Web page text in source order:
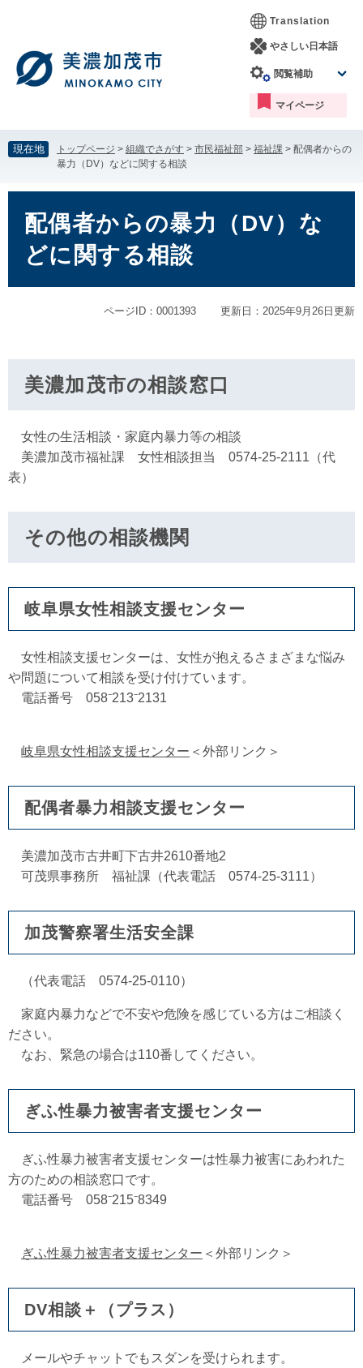
す。
し
て
本
へ
Translation
やさしい日本語
閲覧補助
マイページ
現在地 トップページ > 組織でさがす > 市民福祉部 > 福祉課 > 配偶者からの
暴力（DV）などに関する相談
配偶者からの暴力（DV）な
どに関する相談
ページID：0001393 更新日：2025年9月26日更新
美濃加茂市の相談窓口
女性の生活相談・家庭内暴力等の相談
美濃加茂市福祉課 女性相談担当 0574-25-2111（代
表）
その他の相談機関
岐阜県女性相談支援センター
女性相談支援センターは、女性が抱えるさまざまな悩み
や問題について相談を受け付けています。
電話番号 058⁻213⁻2131
岐阜県女性相談支援センター ＜外部リンク＞
配偶者暴力相談支援センター
美濃加茂市古井町下古井2610番地2
可茂県事務所 福祉課（代表電話 0574-25-3111）
加茂警察署生活安全課
（代表電話 0574-25-0110）
家庭内暴力などで不安や危険を感じている方はご相談く
ださい。
なお、緊急の場合は110番してください。
ぎふ性暴力被害者支援センター
ぎふ性暴力被害者支援センターは性暴力被害にあわれた
方のための相談窓口です。
電話番号 058⁻215⁻8349
ぎふ性暴力被害者支援センター ＜外部リンク＞
DV相談＋（プラス）
メールやチャットでもスダンを受けられます。